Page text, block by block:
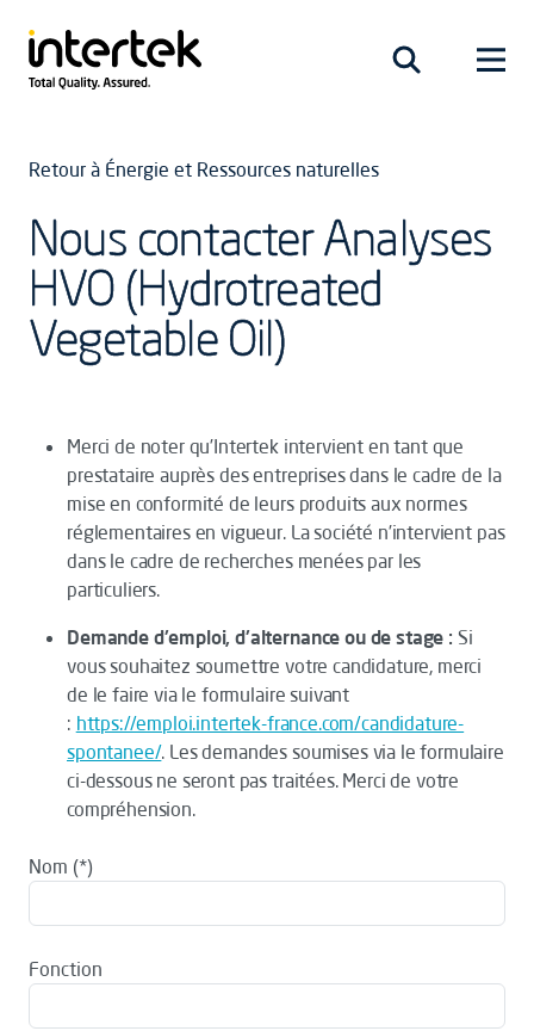
Retour à Énergie et Ressources naturelles
Nous contacter Analyses
HVO (Hydrotreated
Vegetable Oil)
Merci de noter qu’Intertek intervient en tant que
prestataire auprès des entreprises dans le cadre de la
mise en conformité de leurs produits aux normes
réglementaires en vigueur. La société n’intervient pas
dans le cadre de recherches menées par les
particuliers.
Demande d'emploi, d'alternance ou de stage : Si
vous souhaitez soumettre votre candidature, merci
de le faire via le formulaire suivant
: https://emploi.intertek-france.com/candidature-
spontanee/. Les demandes soumises via le formulaire
ci-dessous ne seront pas traitées. Merci de votre
compréhension.
Nom
Fonction